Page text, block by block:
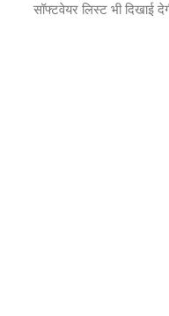
सॉफ्टवेयर लिस्ट भी दिखाई